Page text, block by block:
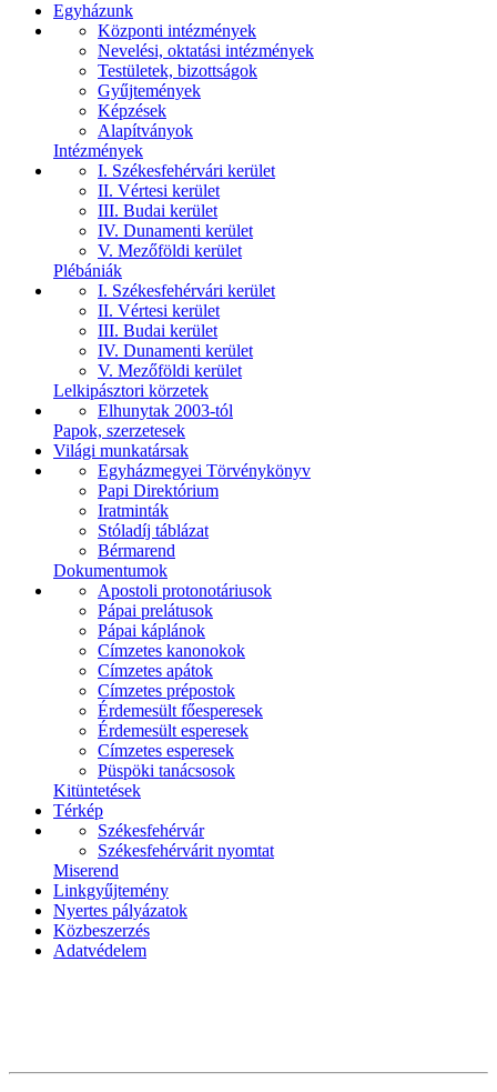
Egyházunk
Központi intézmények
Nevelési, oktatási intézmények
Testületek, bizottságok
Gyűjtemények
Képzések
Alapítványok
Intézmények
I. Székesfehérvári kerület
II. Vértesi kerület
III. Budai kerület
IV. Dunamenti kerület
V. Mezőföldi kerület
Plébániák
I. Székesfehérvári kerület
II. Vértesi kerület
III. Budai kerület
IV. Dunamenti kerület
V. Mezőföldi kerület
Lelkipásztori körzetek
Elhunytak 2003-tól
Papok, szerzetesek
Világi munkatársak
Egyházmegyei Törvénykönyv
Papi Direktórium
Iratminták
Stóladíj táblázat
Bérmarend
Dokumentumok
Apostoli protonotáriusok
Pápai prelátusok
Pápai káplánok
Címzetes kanonokok
Címzetes apátok
Címzetes prépostok
Érdemesült főesperesek
Érdemesült esperesek
Címzetes esperesek
Püspöki tanácsosok
Kitüntetések
Térkép
Székesfehérvár
Székesfehérvárit nyomtat
Miserend
Linkgyűjtemény
Nyertes pályázatok
Közbeszerzés
Adatvédelem